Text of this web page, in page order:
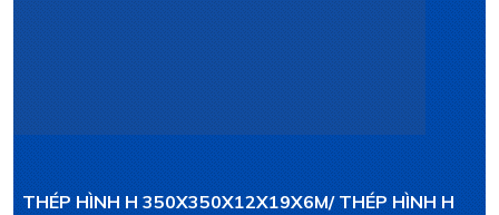
THÉP HÌNH H 350X350X12X19X6M/ THÉP HÌNH H